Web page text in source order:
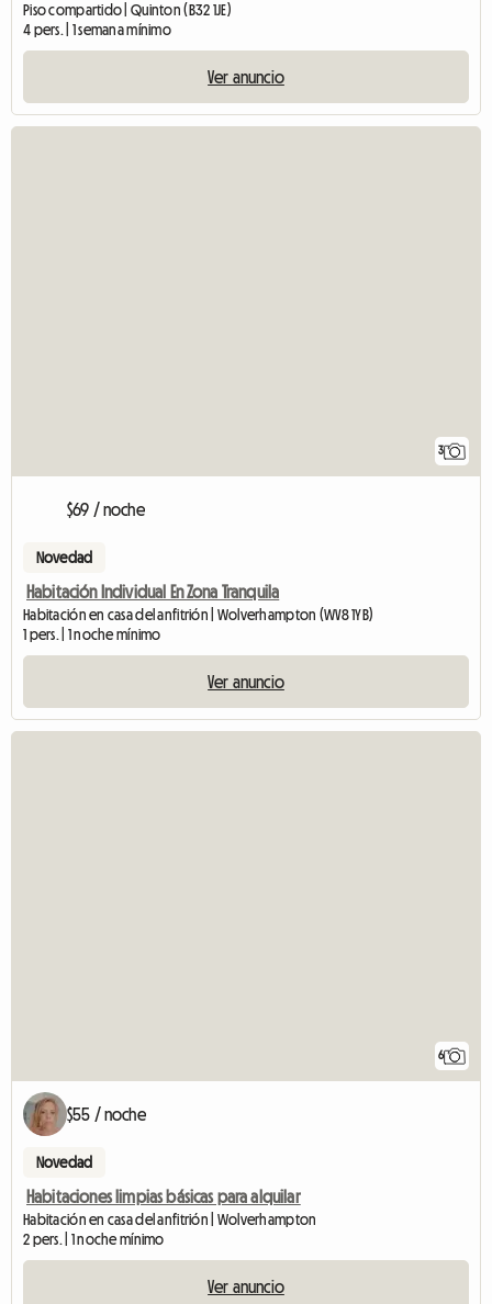
Piso compartido | Quinton (B32 1JE)
4 pers. | 1 semana mínimo
Ver anuncio
3
$69 / noche
Novedad
Habitación Individual En Zona Tranquila
Habitación en casa del anfitrión | Wolverhampton (WV8 1YB)
1 pers. | 1 noche mínimo
Ver anuncio
6
$55 / noche
Novedad
Habitaciones limpias básicas para alquilar
Habitación en casa del anfitrión | Wolverhampton
2 pers. | 1 noche mínimo
Ver anuncio